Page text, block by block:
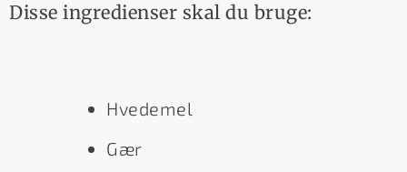
Disse ingredienser skal du bruge:
Hvedemel
Gær